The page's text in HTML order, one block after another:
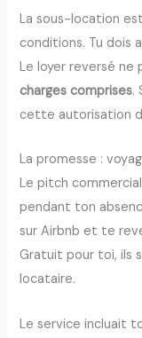
La sous-location
conditions. Tu dois
Le loyer reversé ne
charges comprises.
cette autorisation
La promesse :
Le pitch
pendant ton
sur Airbnb et te
Gratuit pour toi, ils
locataire.
Le service incluait